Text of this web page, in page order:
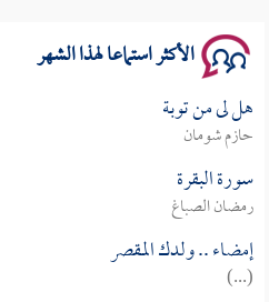
الأكثر استماعا لهذا الشهر
هل لى من توبة
حازم شومان
سورة البقرة
رمضان الصباغ
إمضاء .. ولدك المقصر
(...)